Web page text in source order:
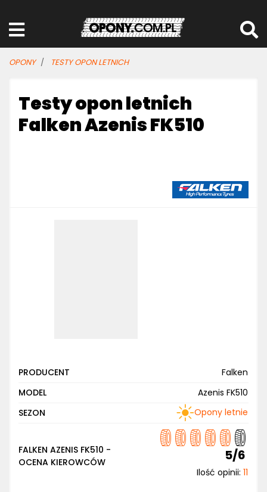
OPONY TESTY OPON LETNICH
Testy opon letnich
Falken Azenis FK510
PRODUCENT
Falken
MODEL
Azenis FK510
SEZON
Opony letnie
FALKEN AZENIS FK510 -
OCENA KIEROWCÓW
5/6
Ilość opinii: 11